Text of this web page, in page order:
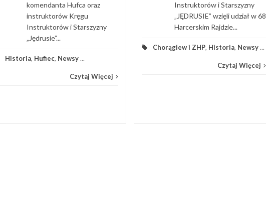
komendanta Hufca oraz
instruktorów Kręgu
Instruktorów i Starszyzny
„Jędrusie”...
Historia, Hufiec, Newsy...
Czytaj Więcej
Instruktorów i Starszyzny
„JĘDRUSIE” wzięli udział w 68
Harcerskim Rajdzie...
Chorągiew i ZHP, Historia, Newsy...
Czytaj Więcej